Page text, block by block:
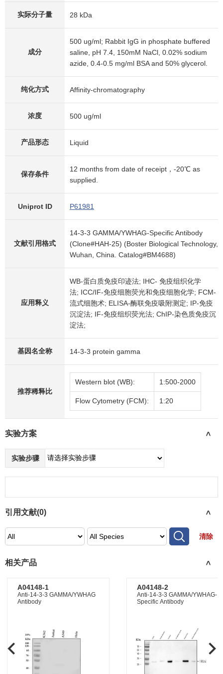
实际分子量 28 kDa
成分
500 ug/ml; Rabbit IgG in phosphate buffered
saline, pH 7.4, 150mM NaCl, 0.02% sodium
azide, 0.4-0.5 mg/ml BSA and 50% glycerol.
纯化方式 Affinity-chromatography
浓度 500 ug/ml
产品形态 Liquid
保存条件
12 months from date of receipt，-20℃ as
supplied.
Uniprot ID P61981
文献引用格式
14-3-3 GAMMA/YWHAG-Specific Antibody
(Clone#HAH-25) (Boster Biological Technology,
Wuhan, China. Catalog#BM4688)
应用释义
WB-蛋白质免疫印迹法; IHC- 免疫组织化学
法; ICC/IF-免疫细胞荧光和免疫细胞化学; FCM-
流式细胞术; ELISA-酶联免疫吸附测定; IP-免疫
沉淀法; IF-免疫组织荧光法; ChIP-染色质免疫沉
淀法;
基因名全称 14-3-3 protein gamma
推荐稀释比
Western blot (WB): 1:500-2000
Flow Cytometry (FCM): 1:20
实验方案 >
实验步骤
引用文献(0) >
清除
相关产品 >
A04148-1
Anti-14-3-3 GAMMA/YWHAG
Antibody
A04148-2
Anti-14-3-3 GAMMA/YWHAG-
Specific Antibody